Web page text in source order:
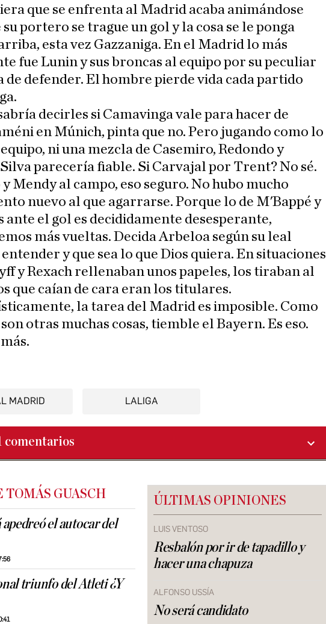
que se enfrenta al Madrid acaba animándose
su portero se trague un gol y la cosa se le ponga
esta vez Gazzaniga. En el Madrid lo más
fue Lunin y sus broncas al equipo por su peculiar
de defender. El hombre pierde vida cada partido
decirles si Camavinga vale para hacer de
en Múnich, pinta que no. Pero jugando como lo
ni una mezcla de Casemiro, Redondo y
parecería fiable. Si Carvajal por Trent? No sé.
Mendy al campo, eso seguro. No hubo mucho
nuevo al que agarrarse. Porque lo de M'Bappé y
ante el gol es decididamente desesperante,
más vueltas. Decida Arbeloa según su leal
y que sea lo que Dios quiera. En situaciones
y Rexach rellenaban unos papeles, los tiraban al
que caían de cara eran los titulares.
la tarea del Madrid es imposible. Como
otras muchas cosas, tiemble el Bayern. Es eso.
MADRID LALIGA
comentarios
TOMÁS GUASCH
el autocar del
triunfo del Atleti ¿Y
ÚLTIMAS OPINIONES
LUIS VENTOSO
Resbalón por ir de tapadillo y
hacer una chapuza
ALFONSO USSÍA
No será candidato